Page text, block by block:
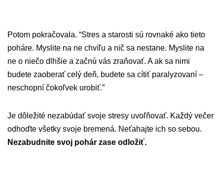
Potom pokračovala. “Stres a starosti sú rovnaké ako tieto
poháre. Myslite na ne chvíľu a nič sa nestane. Myslite na
ne o niečo dlhšie a začnú vás zraňovať. A ak sa nimi
budete zaoberať celý deň, budete sa cítiť paralyzovaní –
neschopní čokoľvek urobiť.”
Je dôležité nezabúdať svoje stresy uvoľňovať. Každý večer
odhoďte všetky svoje bremená. Neťahajte ich so sebou.
Nezabudnite svoj pohár zase odložiť.